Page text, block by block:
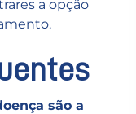
a opção
são a